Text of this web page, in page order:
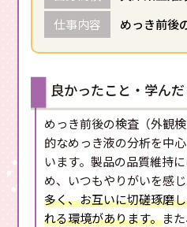
仕事内容
めっき前後
良かったこと・学ん
めっき前後の検査（外観
的なめっき液の分析を中
います。製品の品質維持
め、いつもやりがいを感
多く、お互いに切磋琢磨
れる環境があります。ま